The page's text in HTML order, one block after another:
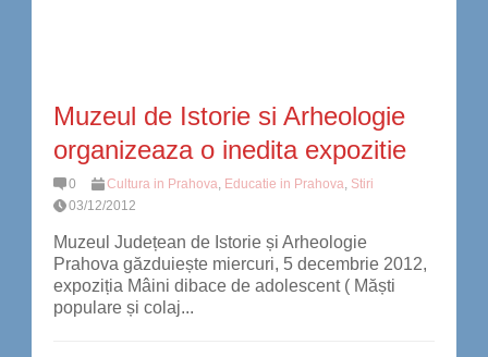
Muzeul de Istorie si Arheologie
organizeaza o inedita expozitie
0 Cultura in Prahova Educatie in Prahova Stiri
03/12/2012
Muzeul Județean de Istorie și Arheologie
Prahova găzduiește miercuri, 5 decembrie 2012,
expoziția Mâini dibace de adolescent ( Măști
populare și colaj...